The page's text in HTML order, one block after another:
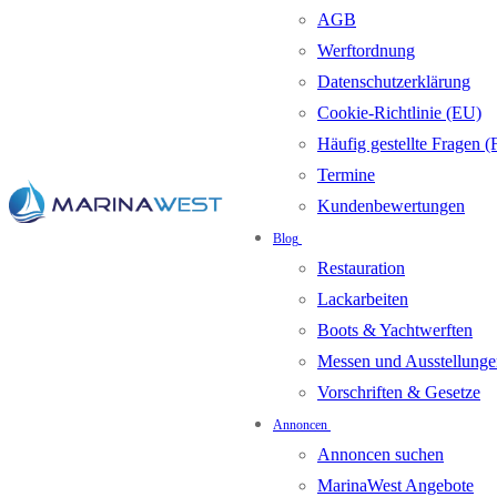
AGB
Werftordnung
Datenschutzerklärung
Cookie-Richtlinie (EU)
Häufig gestellte Fragen
Termine
Kundenbewertungen
Blog
Restauration
Lackarbeiten
Boots & Yachtwerften
Messen und
Vorschriften & Gesetze
Annoncen
Annoncen suchen
MarinaWest Angebote